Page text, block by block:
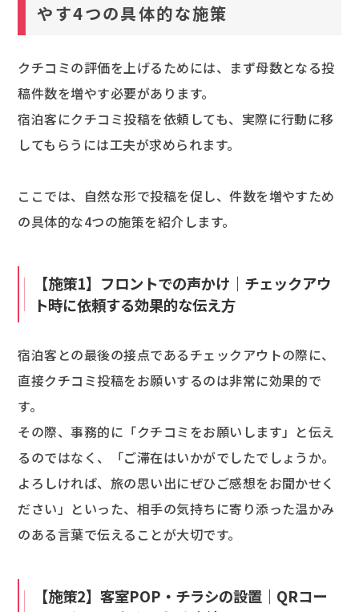
やす4つの具体的な施策
クチコミの評価を上げるためには、まず母数となる投
稿件数を増やす必要があります。
宿泊客にクチコミ投稿を依頼しても、実際に行動に移
してもらうには工夫が求められます。
ここでは、自然な形で投稿を促し、件数を増やすため
の具体的な4つの施策を紹介します。
【施策1】フロントでの声かけ｜チェックアウ
ト時に依頼する効果的な伝え方
宿泊客との最後の接点であるチェックアウトの際に、
直接クチコミ投稿をお願いするのは非常に効果的で
す。
その際、事務的に「クチコミをお願いします」と伝え
るのではなく、「ご滞在はいかがでしたでしょうか。
よろしければ、旅の思い出にぜひご感想をお聞かせく
ださい」といった、相手の気持ちに寄り添った温かみ
のある言葉で伝えることが大切です。
【施策2】客室POP・チラシの設置｜QRコー